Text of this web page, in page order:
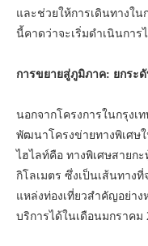
และช่วยให้การเดินทางใน
นี้คาดว่าจะเริ่มดำเนินการ
การขยายสู่ภูมิภาค: ยกระ
นอกจากโครงการในกรุงเ
พัฒนาโครงข่ายทางพิเศษ
ไฮไลท์คือ ทางพิเศษสายกะ
กิโลเมตร ซึ่งเป็นเส้นทาง
แหล่งท่องเที่ยวสำคัญอย่าง
บริการได้ในเดือนมกราคม